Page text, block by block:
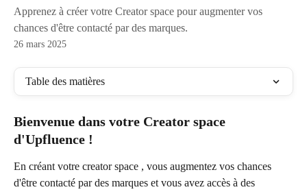
Apprenez à créer votre Creator space pour augmenter vos
chances d'être contacté par des marques.
26 mars 2025
Table des matières
Bienvenue dans votre Creator space
d'Upfluence !
En créant votre creator space , vous augmentez vos chances
d'être contacté par des marques et vous avez accès à des